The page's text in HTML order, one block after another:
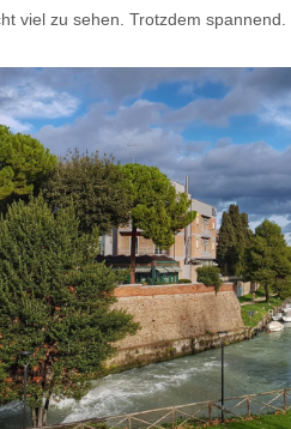
viel zu sehen. Trotzdem spannend.